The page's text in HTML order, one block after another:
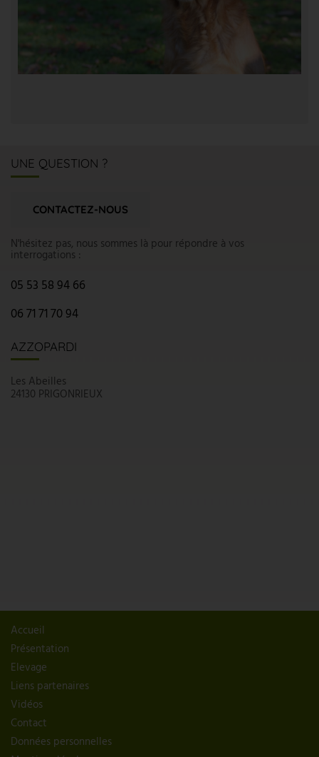
UNE QUESTION ?
CONTACTEZ-NOUS
N'hésitez pas, nous sommes là pour répondre à vos
interrogations :
05 53 58 94 66
06 71 71 70 94
AZZOPARDI
Les Abeilles
24130 PRIGONRIEUX
Accueil
Présentation
Elevage
Liens partenaires
Vidéos
Contact
Données personnelles